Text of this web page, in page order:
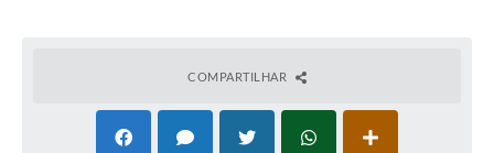
COMPARTILHAR